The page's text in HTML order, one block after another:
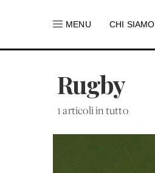
MENU CHI SIAMO
Rugby
1 articoli in tutto